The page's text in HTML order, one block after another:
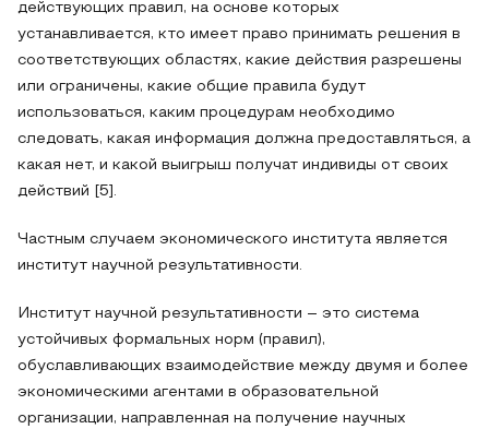
действующих правил, на основе которых
устанавливается, кто имеет право принимать решения в
соответствующих областях, какие действия разрешены
или ограничены, какие общие правила будут
использоваться, каким процедурам необходимо
следовать, какая информация должна предоставляться, а
какая нет, и какой выигрыш получат индивиды от своих
действий [5].
Частным случаем экономического института является
институт научной результативности.
Институт научной результативности – это система
устойчивых формальных норм (правил),
обуславливающих взаимодействие между двумя и более
экономическими агентами в образовательной
организации, направленная на получение научных